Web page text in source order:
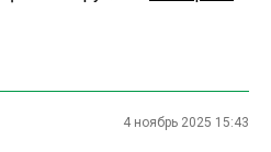
4 ноябрь 2025 15:43